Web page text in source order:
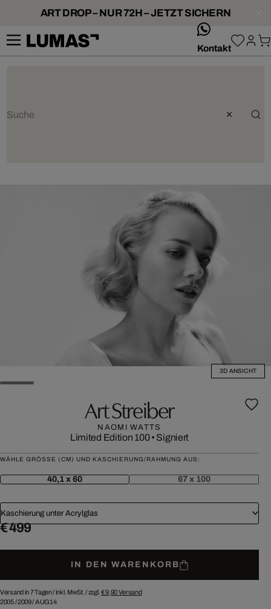
ART DROP – NUR 72H – JETZT SICHERN
Kontakt
3D ANSICHT
Art Streiber
NAOMI WATTS
Limited Edition 100• Signiert
WÄHLE GRÖSSE (CM) UND KASCHIERUNG/RAHMUNG AUS:
40,1 x 60 67 x 100
Kaschierung unter Acrylglas
€ 499
IN DEN WARENKORB
Versand in 7 Tagen /inkl. MwSt. / zzgl. € 9,90Versand
2005/2009/AUG14